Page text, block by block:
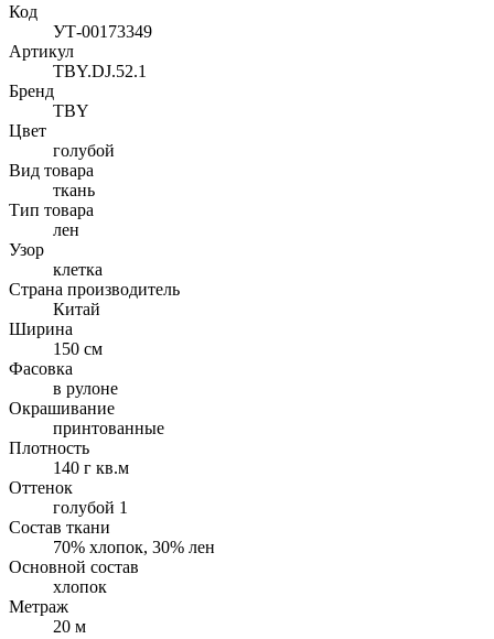
Код
УТ-00173349
Артикул
TBY.DJ.52.1
Бренд
TBY
Цвет
голубой
Вид товара
ткань
Тип товара
лен
Узор
клетка
Страна производитель
Китай
Ширина
150 см
Фасовка
в рулоне
Окрашивание
принтованные
Плотность
140 г кв.м
Оттенок
голубой 1
Состав ткани
70% хлопок, 30% лен
Основной состав
хлопок
Метраж
20 м